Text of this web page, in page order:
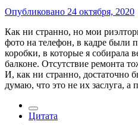
Опубликовано 24 октября, 2020
Как ни странно, но мои
фото на телефон, в кадре были
коробки, в которые я собирала
балконе. Отсутствие ремонта
И, как ни странно, достаточно
думаю, что это не их заслуга, а
Цитата